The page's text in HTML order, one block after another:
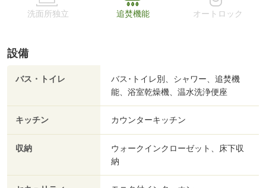
洗面所独立 追焚機能 オートロック
設備
バス・トイレ
バス･トイレ別、シャワー、追焚機
能、浴室乾燥機、温水洗浄便座
キッチン カウンターキッチン
収納
ウォークインクローゼット、床下収
納